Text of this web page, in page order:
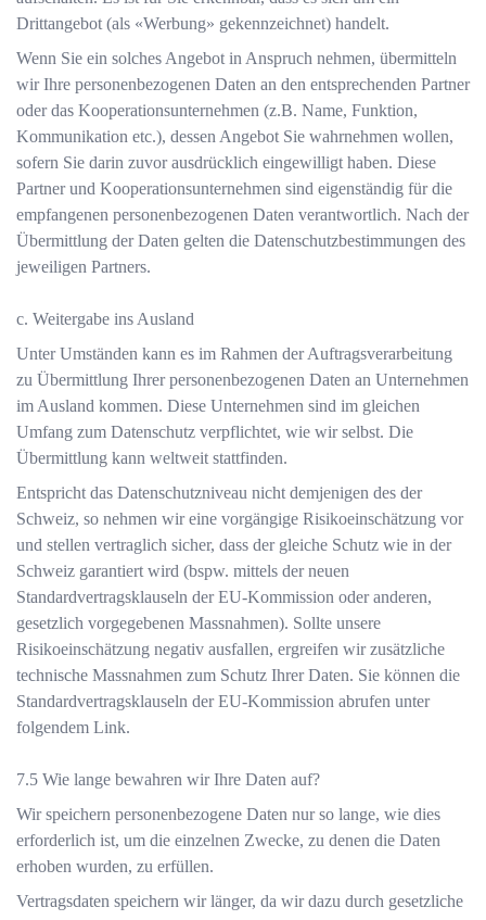
Drittangebot (als «Werbung» gekennzeichnet) handelt.
Wenn Sie ein solches Angebot in Anspruch nehmen, übermitteln
wir Ihre personenbezogenen Daten an den entsprechenden Partner
oder das Kooperationsunternehmen (z.B. Name, Funktion,
Kommunikation etc.), dessen Angebot Sie wahrnehmen wollen,
sofern Sie darin zuvor ausdrücklich eingewilligt haben. Diese
Partner und Kooperationsunternehmen sind eigenständig für die
empfangenen personenbezogenen Daten verantwortlich. Nach der
Übermittlung der Daten gelten die Datenschutzbestimmungen des
jeweiligen Partners.
c. Weitergabe ins Ausland
Unter Umständen kann es im Rahmen der Auftragsverarbeitung
zu Übermittlung Ihrer personenbezogenen Daten an Unternehmen
im Ausland kommen. Diese Unternehmen sind im gleichen
Umfang zum Datenschutz verpflichtet, wie wir selbst. Die
Übermittlung kann weltweit stattfinden.
Entspricht das Datenschutzniveau nicht demjenigen des der
Schweiz, so nehmen wir eine vorgängige Risikoeinschätzung vor
und stellen vertraglich sicher, dass der gleiche Schutz wie in der
Schweiz garantiert wird (bspw. mittels der neuen
Standardvertragsklauseln der EU-Kommission oder anderen,
gesetzlich vorgegebenen Massnahmen). Sollte unsere
Risikoeinschätzung negativ ausfallen, ergreifen wir zusätzliche
technische Massnahmen zum Schutz Ihrer Daten. Sie können die
Standardvertragsklauseln der EU-Kommission abrufen unter
folgendem Link.
Wie lange bewahren wir Ihre Daten auf?
Wir speichern personenbezogene Daten nur so lange, wie dies
erforderlich ist, um die einzelnen Zwecke, zu denen die Daten
erhoben wurden, zu erfüllen.
Vertragsdaten speichern wir länger, da wir dazu durch gesetzliche